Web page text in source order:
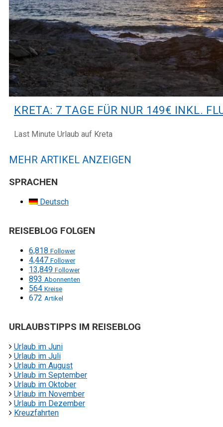
KRETA: 7 TAGE FÜR NUR 149€ INKL.
Last Minute Urlaub auf Kreta
MEHR ARTIKEL ANZEIGEN
SPRACHEN
Deutsch
REISEBLOG FOLGEN
6,818 Follower
4,447 Follower
13,849 Follower
893 Abonnenten
564 Kreise
672 Artikel
URLAUBSTIPPS IM REISEBLOG
Urlaub im Juni
Urlaub im Juli
Urlaub im August
Urlaub im September
Urlaub im Oktober
Urlaub im November
Urlaub im Dezember
Kreuzfahrten